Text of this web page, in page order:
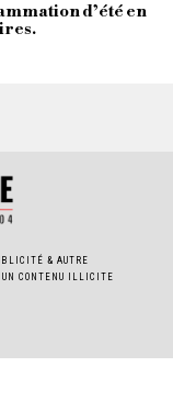
d’été en
& AUTRE
UN CONTENU ILLICITE